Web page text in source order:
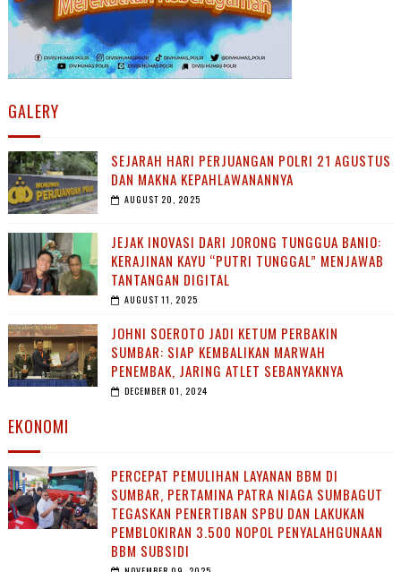
GALERY
SEJARAH HARI PERJUANGAN POLRI 21 AGUSTUS
DAN MAKNA KEPAHLAWANANNYA
AUGUST 20, 2025
JEJAK INOVASI DARI JORONG TUNGGUA BANIO:
KERAJINAN KAYU “PUTRI TUNGGAL” MENJAWAB
TANTANGAN DIGITAL
AUGUST 11, 2025
JOHNI SOEROTO JADI KETUM PERBAKIN
SUMBAR: SIAP KEMBALIKAN MARWAH
PENEMBAK, JARING ATLET SEBANYAKNYA
DECEMBER 01, 2024
EKONOMI
PERCEPAT PEMULIHAN LAYANAN BBM DI
SUMBAR, PERTAMINA PATRA NIAGA SUMBAGUT
TEGASKAN PENERTIBAN SPBU DAN LAKUKAN
PEMBLOKIRAN 3.500 NOPOL PENYALAHGUNAAN
BBM SUBSIDI